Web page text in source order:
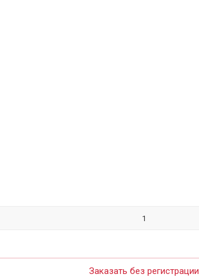
Заказать без регистрации